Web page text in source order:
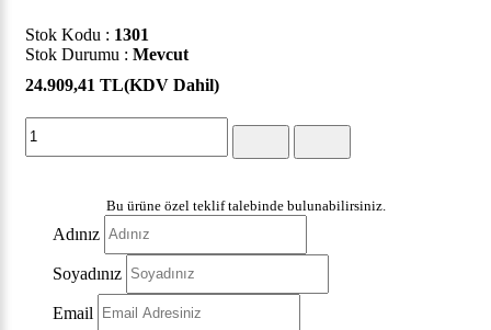
Stok Kodu : 1301
Stok Durumu : Mevcut
24.909,41 TL(KDV Dahil)
Bu ürüne özel teklif talebinde bulunabilirsiniz.
Adınız
Soyadınız
Email